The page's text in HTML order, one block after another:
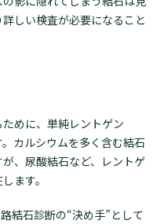
しい検査が必要になること
めに、単純レントゲン
。カルシウムを多く含む結石
、尿酸結石など、レントゲ
ます。
結石診断の“決め手”として